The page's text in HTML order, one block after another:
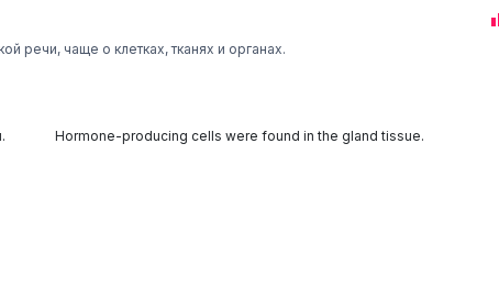
речи, чаще о клетках, тканях и органах.
Hormone-producing cells were found in the gland tissue.